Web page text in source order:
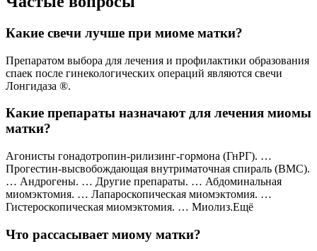
Какие свечи лучше при миоме матки?
Препаратом выбора для лечения и профилактики образования
спаек после гинекологических операций являются свечи
Лонгидаза ®.
Какие препараты назначают для лечения миомы
матки?
Агонисты гонадотропин-рилизинг-гормона (ГнРГ). …
Прогестин-высвобождающая внутриматочная спираль (ВМС).
… Андрогены. … Другие препараты. … Абдоминальная
миомэктомия. … Лапароскопическая миомэктомия. …
Гистероскопическая миомэктомия. … Миолиз.Ещё
Что рассасывает миому матки?